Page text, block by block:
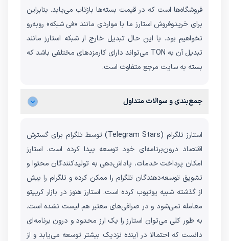
فروشگاه‌ها است که در قیمت بسته‌ها بازتاب می‌یابد. بنابراین
برای خریدوفروش استارز ما با مواردی مانند «فی شبکه» روبه‌رو
نخواهیم بود. با این حال تبدیل خارج از شبکه استارز مانند
تبدیل آن به TON می‌تواند دارای کارمزدهای مختلفی باشد که
بسته به سایت مرجع متفاوت است.
جمع‌بندی و سوالات متداول
استارز تلگرام (Telegram Stars) توسط تلگرام برای گسترش
اقتصاد درون‌برنامه‌ای خود توسعه پیدا کرده است. استارز
امکان پرداخت خدمات، پاداش‌دهی به تولیدکنندگان محتوا و
تشویق توسعه‌دهندگان تلگرام را ممکن کرده و تلگرام را بیش
از گذشته شبیه یوتیوب کرده است. استارز هنوز در بازار کریپتو
معامله نمی‌شود و در صرافی‌های معتبر هم لیست نشده است.
به طور کلی می‌توان استارز را یک ارز محدود و درون برنامه‌ای
دانست که احتمالا در آینده نزدیک بیشتر توسعه می‌یابد و از